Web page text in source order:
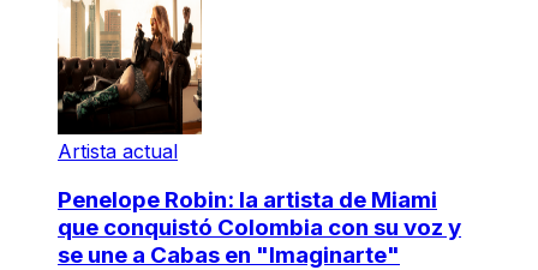
Artista actual
Penelope Robin: la artista de Miami
que conquistó Colombia con su voz y
se une a Cabas en "Imaginarte"